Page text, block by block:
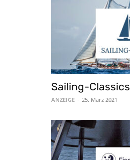
Sailing-Classics
ANZEIGE - 25. März 2021